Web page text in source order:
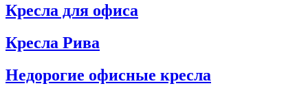
Кресла для офиса
Кресла Рива
Недорогие офисные кресла